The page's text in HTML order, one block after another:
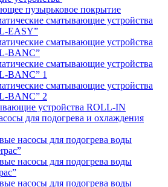
пузырьковое покрытие
сматывающие устройства
EASY”
сматывающие устройства
BANC”
сматывающие устройства
BANC” 1
сматывающие устройства
BANC” 2
устройства ROLL-IN
для подогрева и охлаждения
насосы для подогрева воды
насосы для подогрева воды
насосы для подогрева воды